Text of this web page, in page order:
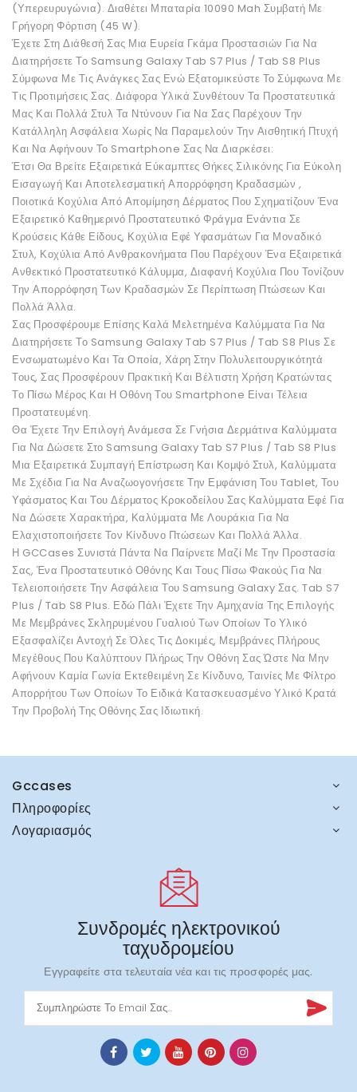
(Υπερευρυγώνια). Διαθέτει Μπαταρία 10090 Mah Συμβατή Με
Γρήγορη Φόρτιση (45 W).
Έχετε Στη Διάθεσή Σας Μια Ευρεία Γκάμα Προστασιών Για Να
Διατηρήσετε Το Samsung Galaxy Tab S7 Plus / Tab S8 Plus
Σύμφωνα Με Τις Ανάγκες Σας Ενώ Εξατομικεύστε Το Σύμφωνα Με
Τις Προτιμήσεις Σας. Διάφορα Υλικά Συνθέτουν Τα Προστατευτικά
Μας Και Πολλά Στυλ Τα Ντύνουν Για Να Σας Παρέχουν Την
Κατάλληλη Ασφάλεια Χωρίς Να Παραμελούν Την Αισθητική Πτυχή
Και Να Αφήνουν Το Smartphone Σας Να Διαρκέσει:
Έτσι Θα Βρείτε Εξαιρετικά Εύκαμπτες Θήκες Σιλικόνης Για Εύκολη
Εισαγωγή Και Αποτελεσματική Απορρόφηση Κραδασμών ,
Ποιοτικά Κοχύλια Από Απομίμηση Δέρματος Που Σχηματίζουν Ένα
Εξαιρετικό Καθημερινό Προστατευτικό Φράγμα Ενάντια Σε
Κρούσεις Κάθε Είδους, Κοχύλια Εφέ Υφασμάτων Για Μοναδικό
Στυλ, Κοχύλια Από Ανθρακονήματα Που Παρέχουν Ένα Εξαιρετικά
Ανθεκτικό Προστατευτικό Κάλυμμα, Διαφανή Κοχύλια Που Τονίζουν
Την Απορρόφηση Των Κραδασμών Σε Περίπτωση Πτώσεων Και
Πολλά Άλλα.
Σας Προσφέρουμε Επίσης Καλά Μελετημένα Καλύμματα Για Να
Διατηρήσετε Το Samsung Galaxy Tab S7 Plus / Tab S8 Plus Σε
Ενσωματωμένο Και Τα Οποία, Χάρη Στην Πολυλειτουργικότητά
Τους, Σας Προσφέρουν Πρακτική Και Βέλτιστη Χρήση Κρατώντας
Το Πίσω Μέρος Και Η Οθόνη Του Smartphone Είναι Τέλεια
Προστατευμένη.
Θα Έχετε Την Επιλογή Ανάμεσα Σε Γνήσια Δερμάτινα Καλύμματα
Για Να Δώσετε Στο Samsung Galaxy Tab S7 Plus / Tab S8 Plus
Μια Εξαιρετικά Συμπαγή Επίστρωση Και Κομψό Στυλ, Καλύμματα
Με Σχέδια Για Να Αναζωογονήσετε Την Εμφάνιση Του Tablet, Του
Υφάσματος Και Του Δέρματος Κροκοδείλου Σας Καλύμματα Εφέ Για
Να Δώσετε Χαρακτήρα, Καλύμματα Με Λουράκια Για Να
Ελαχιστοποιήσετε Τον Κίνδυνο Πτώσεων Και Πολλά Άλλα.
Η GCCases Συνιστά Πάντα Να Παίρνετε Μαζί Με Την Προστασία
Σας, Ένα Προστατευτικό Οθόνης Και Τους Πίσω Φακούς Για Να
Τελειοποιήσετε Την Ασφάλεια Του Samsung Galaxy Σας. Tab S7
Plus / Tab S8 Plus. Εδώ Πάλι Έχετε Την Αμηχανία Της Επιλογής
Με Μεμβράνες Σκληρυμένου Γυαλιού Των Οποίων Το Υλικό
Εξασφαλίζει Αντοχή Σε Όλες Τις Δοκιμές, Μεμβράνες Πλήρους
Μεγέθους Που Καλύπτουν Πλήρως Την Οθόνη Σας Ώστε Να Μην
Αφήνουν Καμία Γωνία Εκτεθειμένη Σε Κίνδυνο, Ταινίες Με Φίλτρο
Απορρήτου Των Οποίων Το Ειδικά Κατασκευασμένο Υλικό Κρατά
Την Προβολή Της Οθόνης Σας Ιδιωτική.
Gccases
Πληροφορίες
Λογαριασμός
Συνδρομές ηλεκτρονικού
ταχυδρομείου
Εγγραφείτε στα τελευταία νέα και τις προσφορές μας.